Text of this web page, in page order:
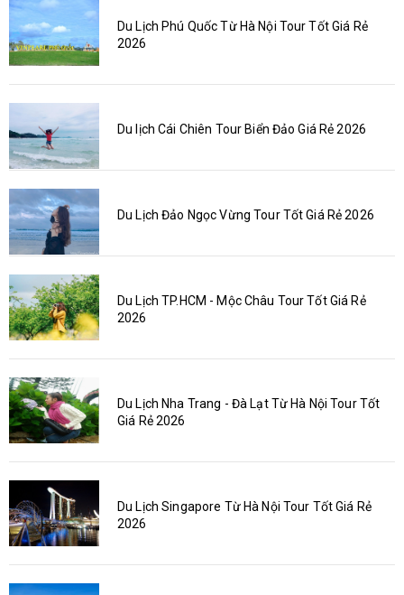
Du Lịch Phú Quốc Từ Hà Nội Tour Tốt Giá Rẻ
2026
Du lịch Cái Chiên Tour Biển Đảo Giá Rẻ 2026
Du Lịch Đảo Ngọc Vừng Tour Tốt Giá Rẻ 2026
Du Lịch TP.HCM - Mộc Châu Tour Tốt Giá Rẻ
2026
Du Lịch Nha Trang - Đà Lạt Từ Hà Nội Tour Tốt
Giá Rẻ 2026
Du Lịch Singapore Từ Hà Nội Tour Tốt Giá Rẻ
2026